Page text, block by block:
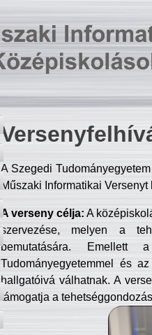
A Szegedi
Műszaki Informatikai
A verseny célja: A
szervezése, melyen a
bemutatására. Emellett
Tudományegyetemmel és
hallgatóivá válhatnak. A
támogatja a